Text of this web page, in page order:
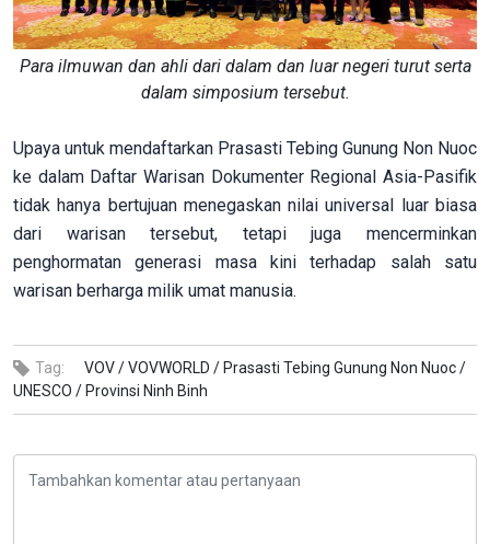
Para ilmuwan dan ahli dari dalam dan luar negeri turut serta
dalam simposium tersebut.
Upaya untuk mendaftarkan Prasasti Tebing Gunung Non Nuoc
ke dalam Daftar Warisan Dokumenter Regional Asia-Pasifik
tidak hanya bertujuan menegaskan nilai universal luar biasa
dari warisan tersebut, tetapi juga mencerminkan
penghormatan generasi masa kini terhadap salah satu
warisan berharga milik umat manusia.
Tag: VOV /VOVWORLD / Prasasti Tebing Gunung Non Nuoc /
UNESCO / Provinsi Ninh Binh